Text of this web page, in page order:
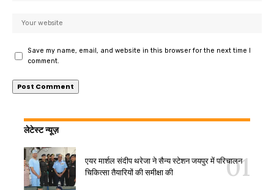
Save my name, email, and website in this browser for the next time I
comment.
लेटेस्ट न्यूज़
एयर मार्शल संदीप थरेजा ने सैन्य स्टेशन जयपुर में परिचालन
चिकित्सा तैयारियों की समीक्षा की